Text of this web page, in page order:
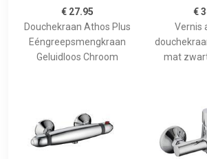
€ 27.95
Douchekraan Athos Plus
Eéngreepsmengkraan
Geluidloos Chroom
€
Vernis
mat